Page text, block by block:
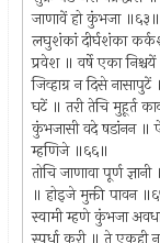
जाणावें हो कुंभजा ॥६३॥
लघुशंकां दीर्घशंका
प्रवेश ॥ वर्षे एका
जिव्हाग्र न दिसे
घटें ॥ तरी तेचि मुहूर्त
कुंभजासी वदे षडांनन ॥
म्हणिजे ॥६६॥
तोचि जाणावा पूर्ण
॥ होइजे मुक्ती पावन
स्वामी म्हणे कुंभजा